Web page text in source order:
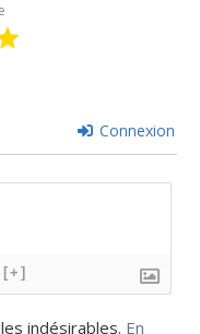
Connexion
[+]
indésirables. En